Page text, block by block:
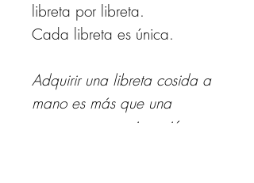
libreta por libreta.
Cada libreta es única.
Adquirir una libreta cosida a
mano es más que una
compra; es una inversión en